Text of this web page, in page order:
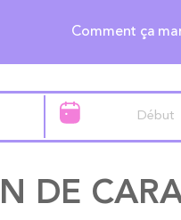
Comment ça
DE